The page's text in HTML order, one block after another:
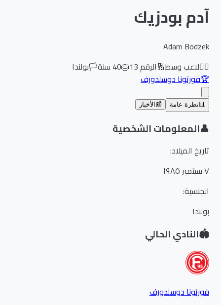
آدم بودزيك
Adam Bodzek
لاعب وسط🔢الرقم13
🎂
40سنة🏳️بولندا
فورتونا دوسلدورف
نظرة عامة 📰 الأخبار
المعلومات الشخصية
تاريخ الميلاد:
الجنسية:
بولندا
النادي الحالي
فورتونا دوسلدورف